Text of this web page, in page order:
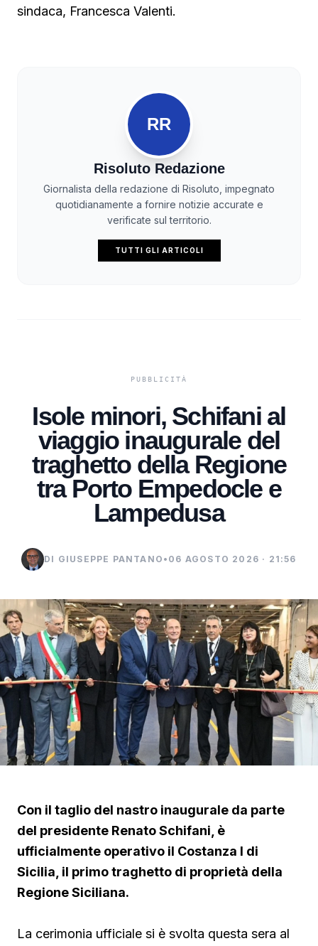
sindaca, Francesca Valenti.
RR
Risoluto Redazione
Giornalista della redazione di Risoluto, impegnato
quotidianamente a fornire notizie accurate e
verificate sul territorio.
TUTTI GLI ARTICOLI
Isole minori, Schifani al
viaggio inaugurale del
traghetto della Regione
tra Porto Empedocle e
Lampedusa
DI GIUSEPPE PANTANO • 06 AGOSTO 2026 · 21:56
Con il taglio del nastro inaugurale da parte
del presidente Renato Schifani, è
ufficialmente operativo il Costanza I di
Sicilia, il primo traghetto di proprietà della
Regione Siciliana.
La cerimonia ufficiale si è svolta questa sera al